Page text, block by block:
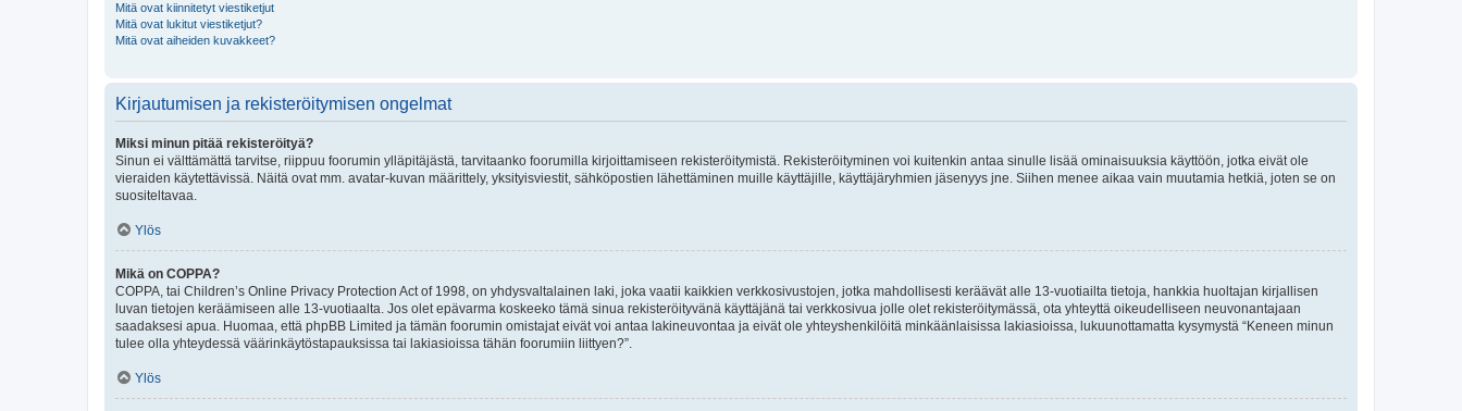
Mitä ovat kiinnitetyt viestiketjut
Mitä ovat lukitut viestiketjut?
Mitä ovat aiheiden kuvakkeet?
Kirjautumisen ja rekisteröitymisen ongelmat
Miksi minun pitää rekisteröityä?
Sinun ei välttämättä tarvitse, riippuu foorumin ylläpitäjästä, tarvitaanko foorumilla kirjoittamiseen rekisteröitymistä. Rekisteröityminen voi kuitenkin antaa sinulle lisää ominaisuuksia käyttöön, jotka eivät ole
vieraiden käytettävissä. Näitä ovat mm. avatar-kuvan määrittely, yksityisviestit, sähköpostien lähettäminen muille käyttäjille, käyttäjäryhmien jäsenyys jne. Siihen menee aikaa vain muutamia hetkiä, joten se on
suositeltavaa.
Ylös
Mikä on COPPA?
COPPA, tai Children’s Online Privacy Protection Act of 1998, on yhdysvaltalainen laki, joka vaatii kaikkien verkkosivustojen, jotka mahdollisesti keräävät alle 13-vuotiailta tietoja, hankkia huoltajan kirjallisen
luvan tietojen keräämiseen alle 13-vuotiaalta. Jos olet epävarma koskeeko tämä sinua rekisteröityvänä käyttäjänä tai verkkosivua jolle olet rekisteröitymässä, ota yhteyttä oikeudelliseen neuvonantajaan
saadaksesi apua. Huomaa, että phpBB Limited ja tämän foorumin omistajat eivät voi antaa lakineuvontaa ja eivät ole yhteyshenkilöitä minkäänlaisissa lakiasioissa, lukuunottamatta kysymystä “Keneen minun
tulee olla yhteydessä väärinkäytöstapauksissa tai lakiasioissa tähän foorumiin liittyen?”.
Ylös